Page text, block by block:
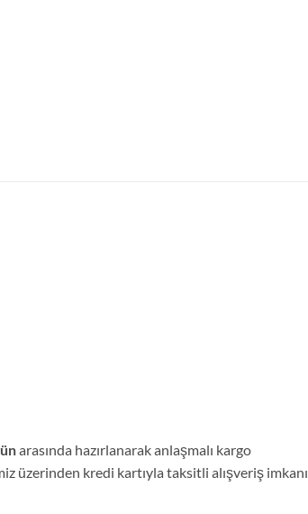
arasında hazırlanarak anlaşmalı kargo
üzerinden kredi kartıyla taksitli alışveriş imkanı